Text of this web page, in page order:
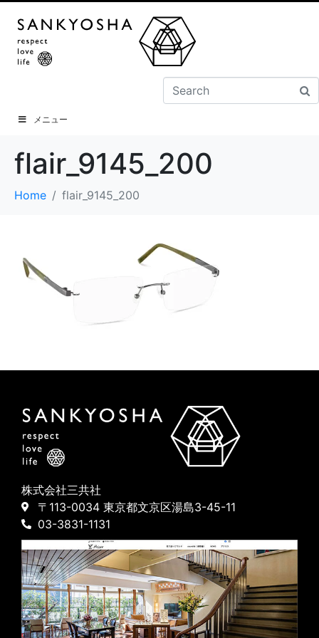
メニュー
flair_9145_200
Home flair_9145_200
株式会社三共社
〒113-0034 東京都文京区湯島3-45-11
03-3831-1131